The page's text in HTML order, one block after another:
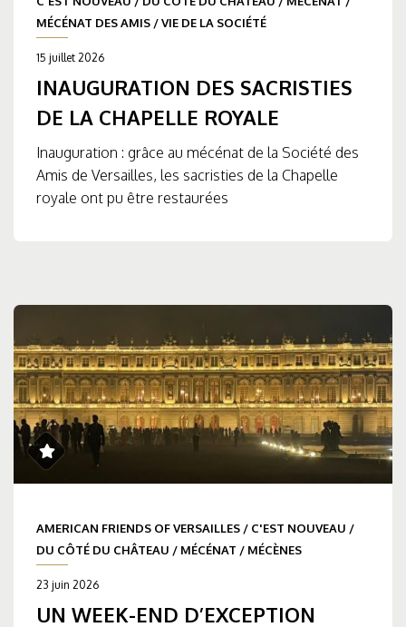
MÉCÉNAT DES AMIS /VIE DE LA SOCIÉTÉ
15 juillet 2026
INAUGURATION DES SACRISTIES
DE LA CHAPELLE ROYALE
Inauguration : grâce au mécénat de la Société des
Amis de Versailles, les sacristies de la Chapelle
royale ont pu être restaurées
AMERICAN FRIENDS OF VERSAILLES / C'EST NOUVEAU /
DU CÔTÉ DU CHÂTEAU / MÉCÉNAT / MÉCÈNES
23 juin 2026
UN WEEK-END D’EXCEPTION